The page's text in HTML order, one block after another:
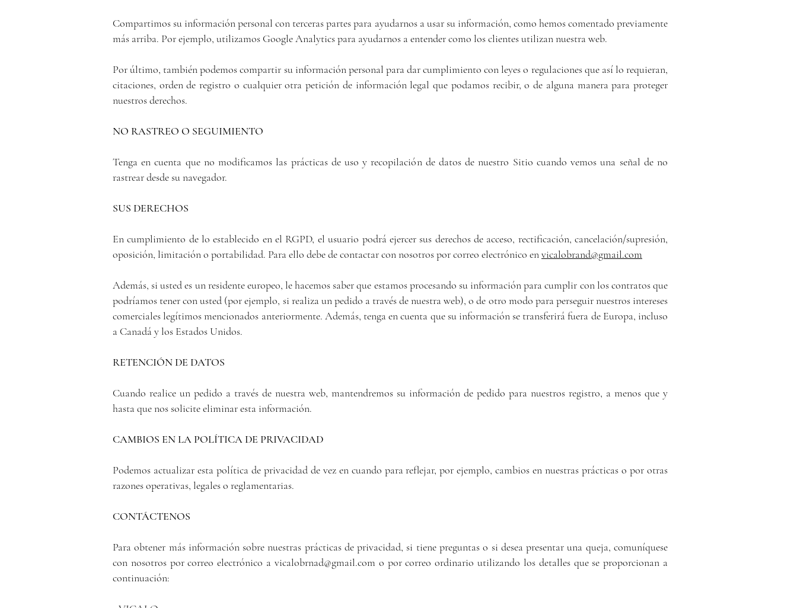
Compartimos su información personal con terceras partes para ayudarnos a usar su información, como hemos comentado previamente
más arriba. Por ejemplo, utilizamos Google Analytics para ayudarnos a entender como los clientes utilizan nuestra web.
Por último, también podemos compartir su información personal para dar cumplimiento con leyes o regulaciones que así lo requieran,
citaciones, orden de registro o cualquier otra petición de información legal que podamos recibir, o de alguna manera para proteger
nuestros derechos.
NO RASTREO O SEGUIMIENTO
Tenga en cuenta que no modificamos las prácticas de uso y recopilación de datos de nuestro Sitio cuando vemos una señal de no
rastrear desde su navegador.
SUS DERECHOS
En cumplimiento de lo establecido en el RGPD, el usuario podrá ejercer sus derechos de acceso, rectificación, cancelación/supresión,
oposición, limitación o portabilidad. Para ello debe de contactar con nosotros por correo electrónico envicalobrand@gmail.com
Además, si usted es un residente europeo, le hacemos saber que estamos procesando su información para cumplir con los contratos que
podríamos tener con usted (por ejemplo, si realiza un pedido a través de nuestra web), o de otro modo para perseguir nuestros intereses
comerciales legítimos mencionados anteriormente. Además, tenga en cuenta que su información se transferirá fuera de Europa, incluso
a Canadá y los Estados Unidos.
RETENCIÓN DE DATOS
Cuando realice un pedido a través de nuestra web, mantendremos su información de pedido para nuestros registro, a menos que y
hasta que nos solicite eliminar esta información.
CAMBIOS EN LA POLÍTICA DE PRIVACIDAD
Podemos actualizar esta política de privacidad de vez en cuando para reflejar, por ejemplo, cambios en nuestras prácticas o por otras
razones operativas, legales o reglamentarias.
CONTÁCTENOS
Para obtener más información sobre nuestras prácticas de privacidad, si tiene preguntas o si desea presentar una queja, comuníquese
con nosotros por correo electrónico a vicalobrnad@gmail.com o por correo ordinario utilizando los detalles que se proporcionan a
continuación: